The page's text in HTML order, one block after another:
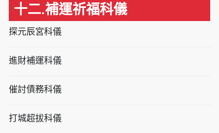
十二.補運祈福科儀
探元辰宮科儀
進財補運科儀
催討債務科儀
打城超拔科儀